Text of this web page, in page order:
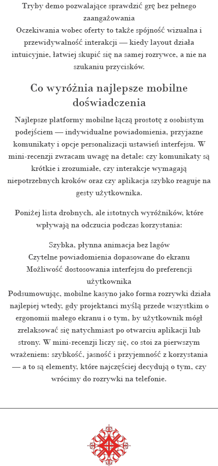
Tryby demo pozwalające sprawdzić grę bez pełnego
zaangażowania
Oczekiwania wobec oferty to także spójność wizualna i
przewidywalność interakcji — kiedy layout działa
intuicyjnie, łatwiej skupić się na samej rozrywce, a nie na
szukaniu przycisków.
Co wyróżnia najlepsze mobilne
doświadczenia
Najlepsze platformy mobilne łączą prostotę z osobistym
podejściem — indywidualne powiadomienia, przyjazne
komunikaty i opcje personalizacji ustawień interfejsu. W
mini-recenzji zwracam uwagę na detale: czy komunikaty są
krótkie i zrozumiałe, czy interakcje wymagają
niepotrzebnych kroków oraz czy aplikacja szybko reaguje na
gesty użytkownika.
Poniżej lista drobnych, ale istotnych wyróżników, które
wpływają na odczucia podczas korzystania:
Szybka, płynna animacja bez lagów
Czytelne powiadomienia dopasowane do ekranu
Możliwość dostosowania interfejsu do preferencji
użytkownika
Podsumowując, mobilne kasyno jako forma rozrywki działa
najlepiej wtedy, gdy projektanci myślą przede wszystkim o
ergonomii małego ekranu i o tym, by użytkownik mógł
zrelaksować się natychmiast po otwarciu aplikacji lub
strony. W mini-recenzji liczy się, co stoi za pierwszym
wrażeniem: szybkość, jasność i przyjemność z korzystania
— a to są elementy, które najczęściej decydują o tym, czy
wrócimy do rozrywki na telefonie.